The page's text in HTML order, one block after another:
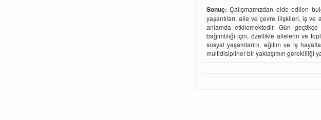
Sonuç: Çalışmamızdan elde edilen
yaşantıları, aile ve çevre ilişkileri, iş
anlamda etkilemektedir. Gün
bağımlılığı için, özellikle ailelerin ve
sosyal yaşamlarını, eğitim ve iş
multidisipliner bir yaklaşımın gerekliliği